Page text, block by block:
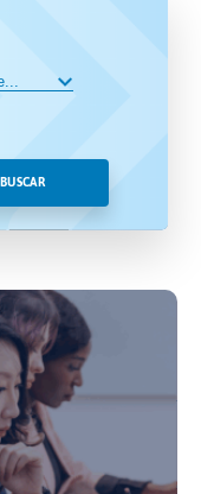
BUSCAR